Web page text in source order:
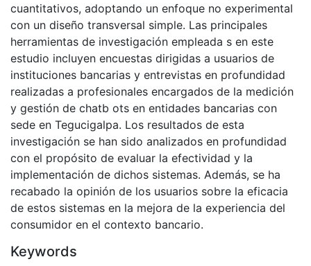
cuantitativos, adoptando un enfoque no experimental
con un diseño transversal simple. Las principales
herramientas de investigación empleada s en este
estudio incluyen encuestas dirigidas a usuarios de
instituciones bancarias y entrevistas en profundidad
realizadas a profesionales encargados de la medición
y gestión de chatb ots en entidades bancarias con
sede en Tegucigalpa. Los resultados de esta
investigación se han sido analizados en profundidad
con el propósito de evaluar la efectividad y la
implementación de dichos sistemas. Además, se ha
recabado la opinión de los usuarios sobre la eficacia
de estos sistemas en la mejora de la experiencia del
consumidor en el contexto bancario.
Keywords